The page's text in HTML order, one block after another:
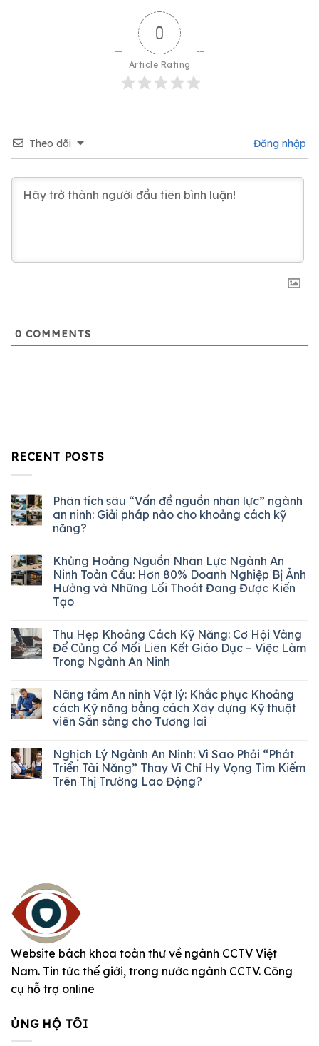
0
Article Rating
Theo dõi Đăng nhập
0 COMMENTS
RECENT POSTS
Phân tích sâu “Vấn đề nguồn nhân lực” ngành
an ninh: Giải pháp nào cho khoảng cách kỹ
năng?
Khủng Hoảng Nguồn Nhân Lực Ngành An
Ninh Toàn Cầu: Hơn 80% Doanh Nghiệp Bị Ảnh
Hưởng và Những Lối Thoát Đang Được Kiến
Tạo
Thu Hẹp Khoảng Cách Kỹ Năng: Cơ Hội Vàng
Để Củng Cố Mối Liên Kết Giáo Dục – Việc Làm
Trong Ngành An Ninh
Nâng tầm An ninh Vật lý: Khắc phục Khoảng
cách Kỹ năng bằng cách Xây dựng Kỹ thuật
viên Sẵn sàng cho Tương lai
Nghịch Lý Ngành An Ninh: Vì Sao Phải “Phát
Triển Tài Năng” Thay Vì Chỉ Hy Vọng Tìm Kiếm
Trên Thị Trường Lao Động?
Website bách khoa toàn thư về ngành CCTV Việt
Nam. Tin tức thế giới, trong nước ngành CCTV. Công
cụ hỗ trợ online
ỦNG HỘ TÔI